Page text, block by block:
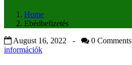
Home
Ebédbefizetés
August 16, 2022 -
0 Comments
információk